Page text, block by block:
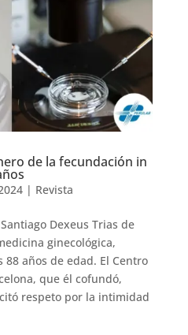
de la fecundación in
| Revista
Dexeus Trias de
ginecológica,
años de edad. El Centro
que él cofundó,
respeto por la intimidad